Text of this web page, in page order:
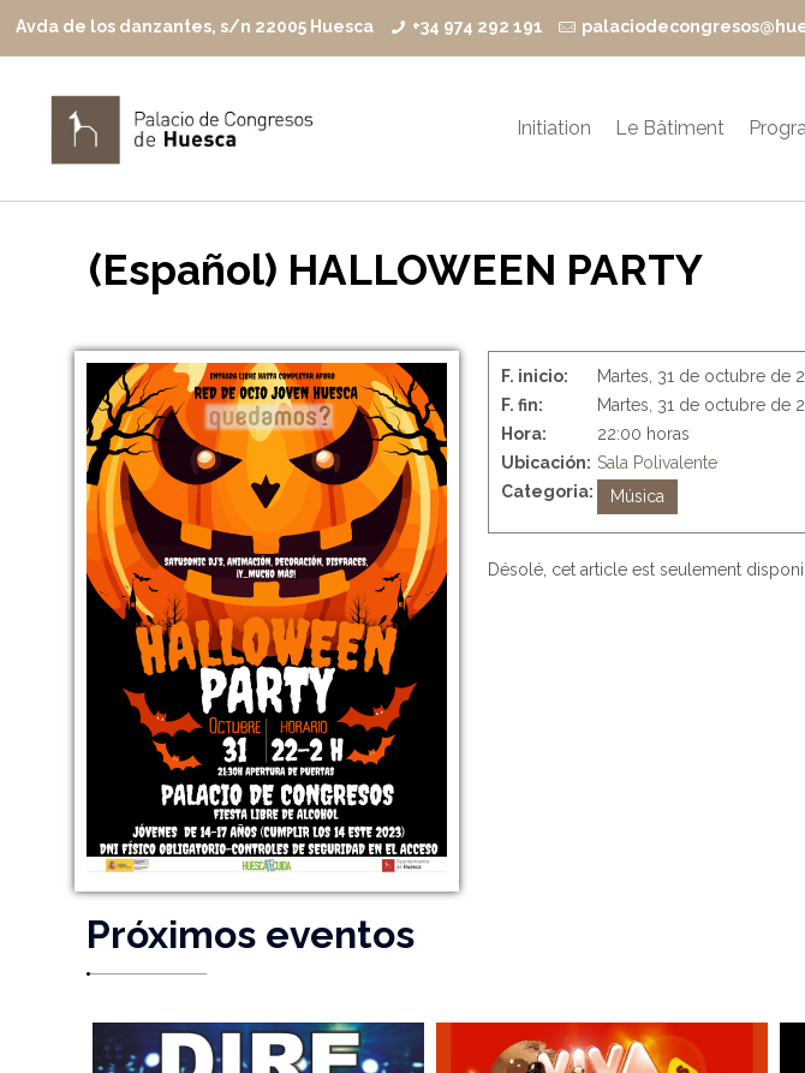
Avda de los danzantes, s/n 22005 Huesca +34 974 292 191
Initiation Le Bâtiment
(Español) HALLOWEEN PARTY
F. inicio:
Martes, 31 de octubre de
F. fin:
Martes, 31 de octubre de
Hora:
22:00 horas
Ubicación: Sala Polivalente
Categoria:
Música
Désolé, cet article est seulement
Próximos eventos